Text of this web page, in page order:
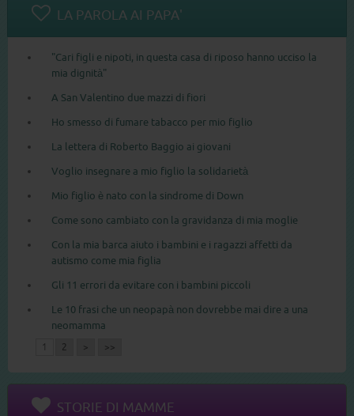
LA PAROLA AI PAPA'
"Cari figli e nipoti, in questa casa di riposo hanno ucciso la
mia dignità"
A San Valentino due mazzi di fiori
Ho smesso di fumare tabacco per mio figlio
La lettera di Roberto Baggio ai giovani
Voglio insegnare a mio figlio la solidarietà
Mio figlio è nato con la sindrome di Down
Come sono cambiato con la gravidanza di mia moglie
Con la mia barca aiuto i bambini e i ragazzi affetti da
autismo come mia figlia
Gli 11 errori da evitare con i bambini piccoli
Le 10 frasi che un neopapà non dovrebbe mai dire a una
neomamma
1 2 > >>
STORIE DI MAMME